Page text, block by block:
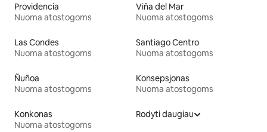
Providencia
Nuoma atostogoms
Viña del Mar
Nuoma atostogoms
Las Condes
Nuoma atostogoms
Santiago Centro
Nuoma atostogoms
Ñuñoa
Nuoma atostogoms
Konsepsjonas
Nuoma atostogoms
Konkonas
Nuoma atostogoms
Rodyti daugiau